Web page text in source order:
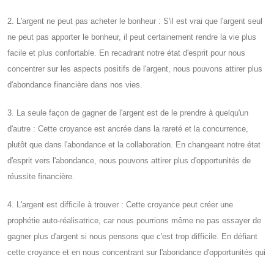
2. L'argent ne peut pas acheter le bonheur : S'il est vrai que l'argent seul
ne peut pas apporter le bonheur, il peut certainement rendre la vie plus
facile et plus confortable. En recadrant notre état d'esprit pour nous
concentrer sur les aspects positifs de l'argent, nous pouvons attirer plus
d'abondance financière dans nos vies.
3. La seule façon de gagner de l'argent est de le prendre à quelqu'un
d'autre : Cette croyance est ancrée dans la rareté et la concurrence,
plutôt que dans l'abondance et la collaboration. En changeant notre état
d'esprit vers l'abondance, nous pouvons attirer plus d'opportunités de
réussite financière.
4. L'argent est difficile à trouver : Cette croyance peut créer une
prophétie auto-réalisatrice, car nous pourrions même ne pas essayer de
gagner plus d'argent si nous pensons que c'est trop difficile. En défiant
cette croyance et en nous concentrant sur l'abondance d'opportunités qui